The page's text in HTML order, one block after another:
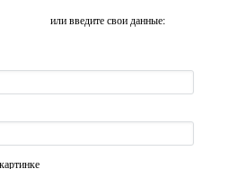
или введите свои данные: